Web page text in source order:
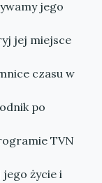
jego
jej miejsce
czasu w
po
TVN
jego życie i